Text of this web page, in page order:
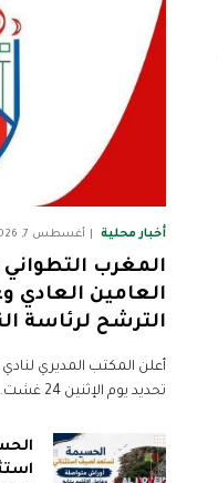
أخبار محلية أغسطس 7, 2026
المغرب
العامين العادي
الترشح لرئاسة
أعلن المكتب المديري
تحديد يوم الإثنين 24 غشت…